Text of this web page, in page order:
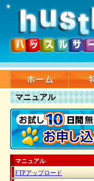
マニュアル
マニュアル
FTPアップロード